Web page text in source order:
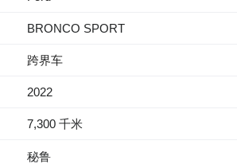
BRONCO SPORT
跨界车
2022
7,300 千米
秘鲁